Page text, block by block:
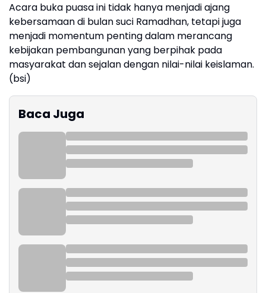
Acara buka puasa ini tidak hanya menjadi ajang
kebersamaan di bulan suci Ramadhan, tetapi juga
menjadi momentum penting dalam merancang
kebijakan pembangunan yang berpihak pada
masyarakat dan sejalan dengan nilai-nilai keislaman.
(bsi)
Baca Juga